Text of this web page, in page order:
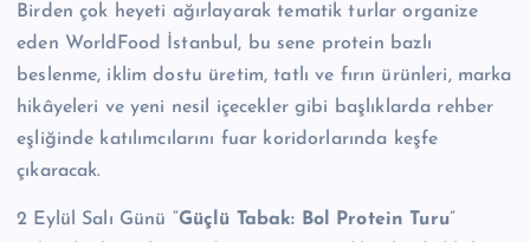
Birden çok heyeti ağırlayarak tematik turlar organize
eden WorldFood İstanbul, bu sene protein bazlı
beslenme, iklim dostu üretim, tatlı ve fırın ürünleri, marka
hikâyeleri ve yeni nesil içecekler gibi başlıklarda rehber
eşliğinde katılımcılarını fuar koridorlarında keşfe
çıkaracak.
2 Eylül Salı Günü “Güçlü Tabak: Bol Protein Turu”